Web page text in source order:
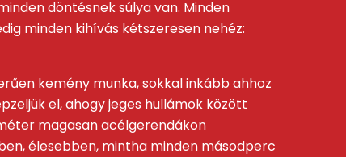
döntésnek súlya van. Minden
minden kihívás kétszeresen nehéz:
kemény munka, sokkal inkább ahhoz
el, ahogy jeges hullámok között
magasan acélgerendákon
élesebben, mintha minden másodperc